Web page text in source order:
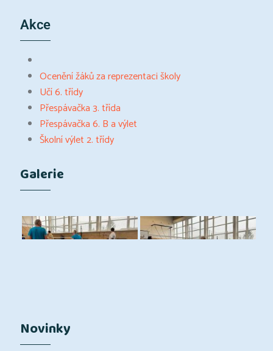
Akce
Ocenění žáků za reprezentaci školy
Učí 6. třídy
Přespávačka 3. třída
Přespávačka 6. B a výlet
Školní výlet 2. třídy
Galerie
Novinky